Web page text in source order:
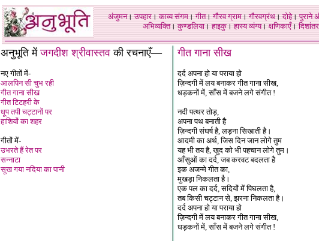
अंजुमन।उपहार।काव्य संगम।गीत।गौरव ग्राम।गौरवग्रंथ।दोहे।पुराने
अभिव्यक्ति।कुण्डलिया।हाइकु।हास्य व्यंग्य।क्षणिकाएँ।दिशांतर
अनुभूति मेंजगदीश श्रीवास्तव की रचनाएँ—
नए गीतों में-
आलपिन सी चुभ रही
गीत गाना सीख
गीत टिटहरी के
धूप तपी चट्टानों पर
हाशियों का शहर
गीतों में-
उभरते हैं रेत पर
सन्नाटा
सूख गया नदिया का पानी
गीत गाना सीख
दर्द अपना हो या पराया हो
ज़िन्दगी में लय बनाकर गीत गाना सीख,
धड़कनों में, साँस में बजने लगे संगीत !
नदी पत्थर तोड़,
अपना पथ बनाती है
ज़िन्दगी संघर्ष है, लड़ना सिखाती है।
आदमी का अर्थ, जिस दिन जान लोगे तुम
यह भी तय है, खुद को भी पहचान लोगे तुम।
आँसुओं का दर्द, जब करवट बदलता है
इक अजन्मे गीत का,
मुखड़ा निकलता है।
एक पल का दर्द, सदियों में पिघलता है,
तब किसी चट्टान से, झरना निकलता है।
दर्द अपना हो या पराया हो
ज़िन्दगी में लय बनाकर गीत गाना सीख,
धड़कनों में, साँस में बजने लगे संगीत !